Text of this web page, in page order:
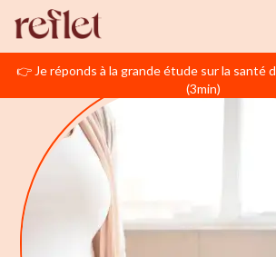
👉 Je réponds à la grande étude sur la santé
(3min)